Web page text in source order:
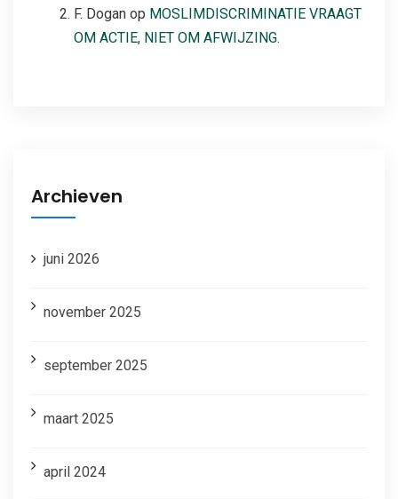
F. Dogan op MOSLIMDISCRIMINATIE VRAAGT
OM ACTIE, NIET OM AFWIJZING.
Archieven
juni 2026
november 2025
september 2025
maart 2025
april 2024